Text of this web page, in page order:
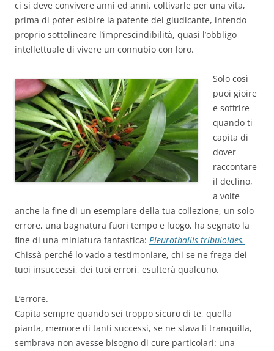
ci si deve convivere anni ed anni, coltivarle per una vita,
prima di poter esibire la patente del giudicante, intendo
proprio sottolineare l’imprescindibilità, quasi l’obbligo
intellettuale di vivere un connubio con loro.
Solo così
puoi gioire
e soffrire
quando ti
capita di
dover
raccontare
il declino,
a volte
anche la fine di un esemplare della tua collezione, un solo
errore, una bagnatura fuori tempo e luogo, ha segnato la
fine di una miniatura fantastica: Pleurothallis tribuloides.
Chissà perché lo vado a testimoniare, chi se ne frega dei
tuoi insuccessi, dei tuoi errori, esulterà qualcuno.
L’errore.
Capita sempre quando sei troppo sicuro di te, quella
pianta, memore di tanti successi, se ne stava lì tranquilla,
sembrava non avesse bisogno di cure particolari: una